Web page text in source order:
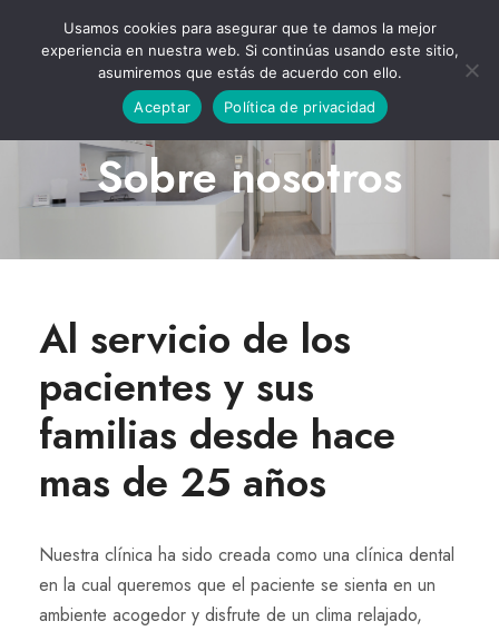
Sobre nosotros
Al servicio de los
pacientes y sus
familias desde hace
mas de 25 años
Nuestra clínica ha sido creada como una clínica dental
en la cual queremos que el paciente se sienta en un
ambiente acogedor y disfrute de un clima relajado,
Usamos cookies para asegurar que te damos la mejor
experiencia en nuestra web. Si continúas usando este sitio,
asumiremos que estás de acuerdo con ello.
Aceptar
Política de privacidad